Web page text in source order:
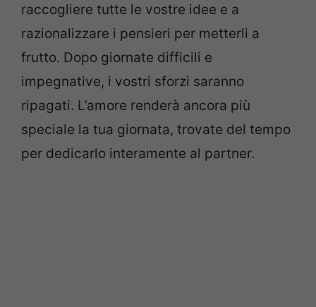
raccogliere tutte le vostre idee e a
razionalizzare i pensieri per metterli a
frutto. Dopo giornate difficili e
impegnative, i vostri sforzi saranno
ripagati. L’amore renderà ancora più
speciale la tua giornata, trovate del tempo
per dedicarlo interamente al partner.